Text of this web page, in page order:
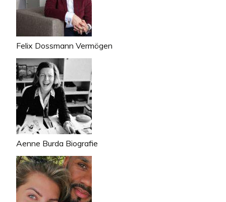
Felix Dossmann Vermögen
Aenne Burda Biografie